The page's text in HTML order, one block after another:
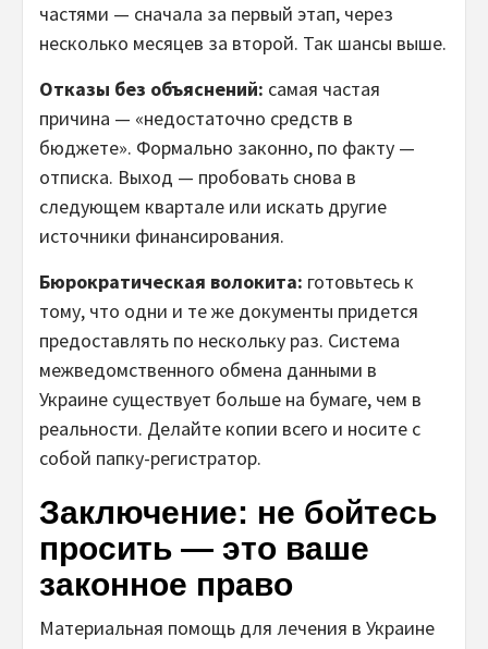
частями — сначала за первый этап, через
несколько месяцев за второй. Так шансы выше.
Отказы без объяснений: самая частая
причина — «недостаточно средств в
бюджете». Формально законно, по факту —
отписка. Выход — пробовать снова в
следующем квартале или искать другие
источники финансирования.
Бюрократическая волокита: готовьтесь к
тому, что одни и те же документы придется
предоставлять по нескольку раз. Система
межведомственного обмена данными в
Украине существует больше на бумаге, чем в
реальности. Делайте копии всего и носите с
собой папку-регистратор.
Заключение: не бойтесь
просить — это ваше
законное право
Материальная помощь для лечения в Украине